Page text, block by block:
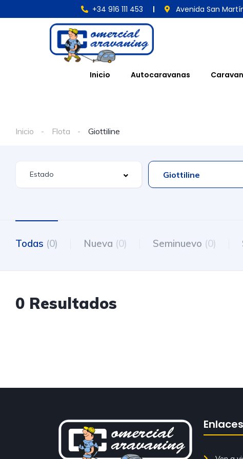
+34 916 111 453 Avenida San
Inicio Autocaravanas
Inicio Flota Giottiline
Giottiline
Todas (0) Nueva (0) Seminuevo (0)
0 Resultados
Enlaces